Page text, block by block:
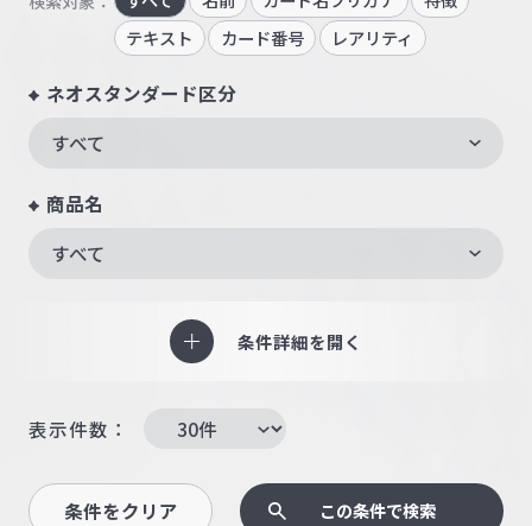
テキスト
カード番号 レアリティ
ネオスタンダード区分
すべて
商品名
すべて
条件詳細を開く
表示件数：
条件をクリア この条件で検索